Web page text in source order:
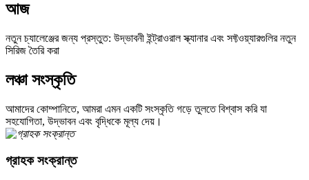
আজ
নতুন চ্যালেঞ্জের জন্য প্রস্তুত: উদ্ভাবনী ইন্ট্রাওরাল স্ক্যানার এবং সফ্টওয়্যারগুলির নতুন
সিরিজ তৈরি করা
লঞ্চা সংস্কৃতি
আমাদের কোম্পানিতে, আমরা এমন একটি সংস্কৃতি গড়ে তুলতে বিশ্বাস করি যা
সহযোগিতা, উদ্ভাবন এবং বৃদ্ধিকে মূল্য দেয়।
গ্রাহক সংক্রান্ত